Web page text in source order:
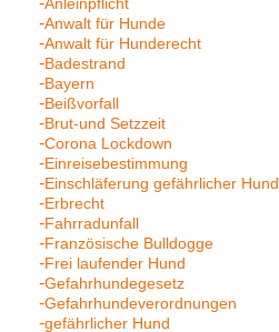
Anleinpflicht
Anwalt für Hunde
Anwalt für Hunderecht
Badestrand
Bayern
Beißvorfall
Brut-und Setzzeit
Corona Lockdown
Einreisebestimmung
Einschläferung gefährlicher Hund
Erbrecht
Fahrradunfall
Französische Bulldogge
Frei laufender Hund
Gefahrhundegesetz
Gefahrhundeverordnungen
gefährlicher Hund